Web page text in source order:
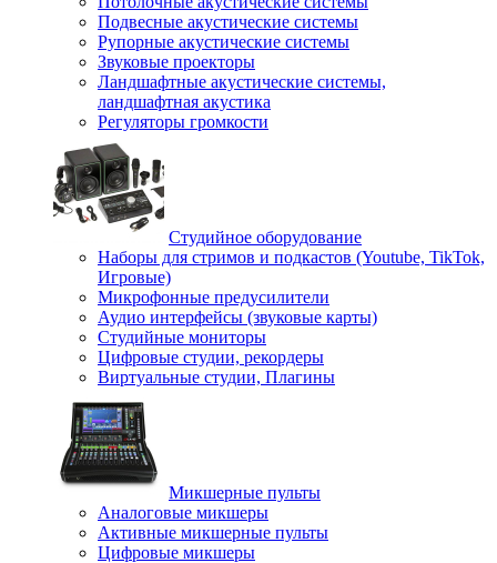
Подвесные акустические системы
Рупорные акустические системы
Звуковые проекторы
Ландшафтные акустические системы,
ландшафтная акустика
Регуляторы громкости
Студийное оборудование
Наборы для стримов и подкастов (Youtube, TikTok,
Игровые)
Микрофонные предусилители
Аудио интерфейсы (звуковые карты)
Студийные мониторы
Цифровые студии, рекордеры
Виртуальные студии, Плагины
Микшерные пульты
Аналоговые микшеры
Активные микшерные пульты
Цифровые микшеры